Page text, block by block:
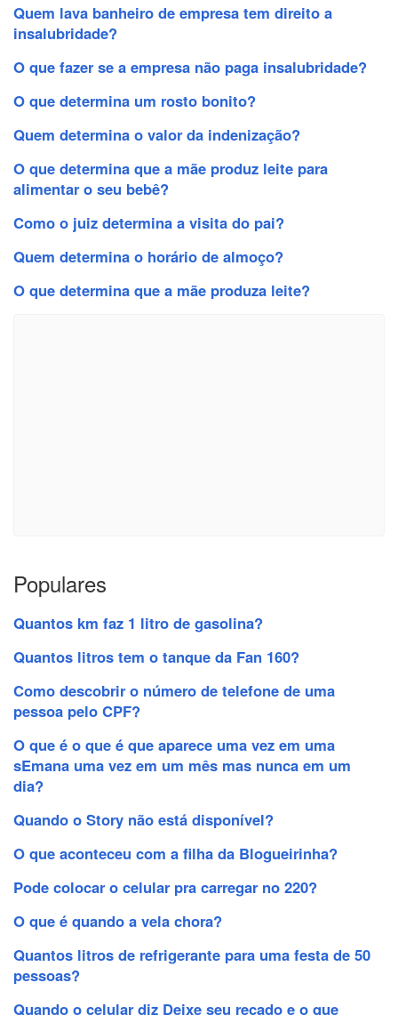
Quem lava banheiro de empresa tem direito a
insalubridade?
O que fazer se a empresa não paga insalubridade?
O que determina um rosto bonito?
Quem determina o valor da indenização?
O que determina que a mãe produz leite para
alimentar o seu bebê?
Como o juiz determina a visita do pai?
Quem determina o horário de almoço?
O que determina que a mãe produza leite?
Populares
Quantos km faz 1 litro de gasolina?
Quantos litros tem o tanque da Fan 160?
Como descobrir o número de telefone de uma
pessoa pelo CPF?
O que é o que é que aparece uma vez em uma
sEmana uma vez em um mês mas nunca em um
dia?
Quando o Story não está disponível?
O que aconteceu com a filha da Blogueirinha?
Pode colocar o celular pra carregar no 220?
O que é quando a vela chora?
Quantos litros de refrigerante para uma festa de 50
pessoas?
Quando o celular diz Deixe seu recado e o que